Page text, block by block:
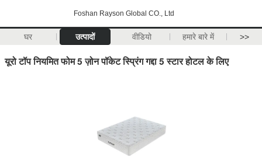
Foshan Rayson Global CO., Ltd
घर उत्पादों वीडियो हमारे बारे में >>
यूरो टॉप नियमित फोम 5 ज़ोन पॉकेट स्प्रिंग गद्दा 5 स्टार होटल के लिए